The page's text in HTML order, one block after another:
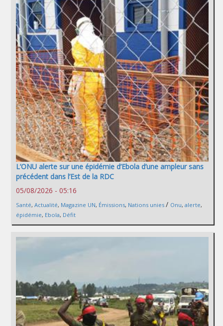
L’ONU alerte sur une épidémie d’Ebola d’une ampleur sans
précédent dans l’Est de la RDC
05/08/2026 - 05:16
Santé, Actualité, Magazine UN, Émissions, Nations unies / Onu, alerte,
épidémie, Ebola, Défit